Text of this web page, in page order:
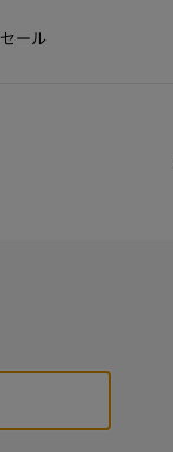
セール